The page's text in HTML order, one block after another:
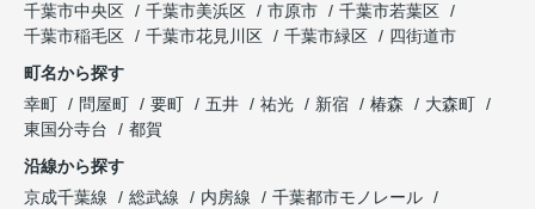
千葉市中央区
千葉市美浜区 市原市
千葉市若葉区
千葉市稲毛区
千葉市花見川区 千葉市緑区
四街道市
町名から探す
幸町
問屋町 要町 五井 祐光 新宿 椿森
大森町
東国分寺台
都賀
沿線から探す
京成千葉線
総武線 内房線
千葉都市モノレール